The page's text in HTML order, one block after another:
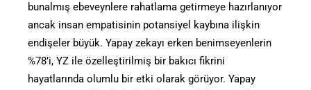
bunalmış ebeveynlere rahatlama getirmeye hazırlanıyor
ancak insan empatisinin potansiyel kaybına ilişkin
endişeler büyük. Yapay zekayı erken benimseyenlerin
%78’i, YZ ile özelleştirilmiş bir bakıcı fikrini
hayatlarında olumlu bir etki olarak görüyor. Yapay